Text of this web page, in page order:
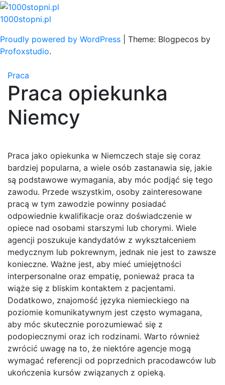
Skip
to
1000stopni.pl
Proudly powered by WordPress
Theme: Blogpecos by
Profoxstudio.
Praca
Praca opiekunka
Niemcy
Praca jako opiekunka w Niemczech staje się coraz
bardziej popularna, a wiele osób zastanawia się, jakie
są podstawowe wymagania, aby móc podjąć się tego
zawodu. Przede wszystkim, osoby zainteresowane
pracą w tym zawodzie powinny posiadać
odpowiednie kwalifikacje oraz doświadczenie w
opiece nad osobami starszymi lub chorymi. Wiele
agencji poszukuje kandydatów z wykształceniem
medycznym lub pokrewnym, jednak nie jest to zawsze
konieczne. Ważne jest, aby mieć umiejętności
interpersonalne oraz empatię, ponieważ praca ta
wiąże się z bliskim kontaktem z pacjentami.
Dodatkowo, znajomość języka niemieckiego na
poziomie komunikatywnym jest często wymagana,
aby móc skutecznie porozumiewać się z
podopiecznymi oraz ich rodzinami. Warto również
zwrócić uwagę na to, że niektóre agencje mogą
wymagać referencji od poprzednich pracodawców lub
ukończenia kursów związanych z opieką.